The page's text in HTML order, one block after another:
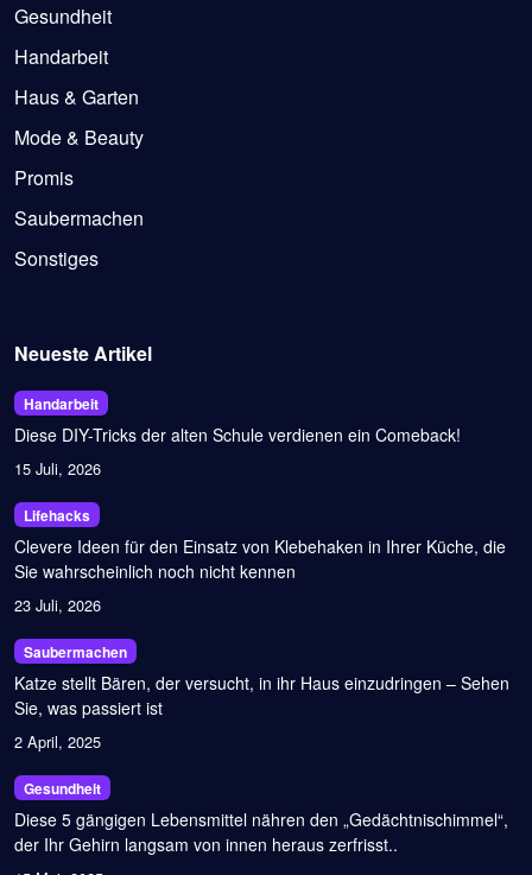
Gesundheit
Handarbeit
Haus & Garten
Mode & Beauty
Promis
Saubermachen
Sonstiges
Neueste Artikel
Handarbeit
Diese DIY-Tricks der alten Schule verdienen ein Comeback!
15 Juli, 2026
Lifehacks
Clevere Ideen für den Einsatz von Klebehaken in Ihrer Küche, die
Sie wahrscheinlich noch nicht kennen
23 Juli, 2026
Saubermachen
Katze stellt Bären, der versucht, in ihr Haus einzudringen – Sehen
Sie, was passiert ist
2 April, 2025
Gesundheit
Diese 5 gängigen Lebensmittel nähren den „Gedächtnischimmel“,
der Ihr Gehirn langsam von innen heraus zerfrisst..